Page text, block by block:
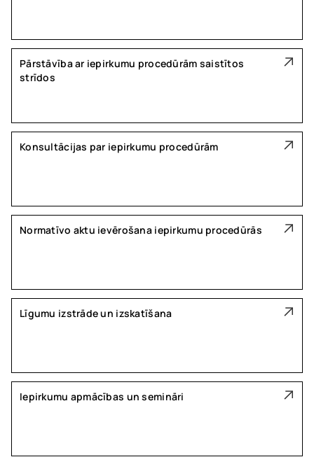
Pārstāvība ar iepirkumu procedūrām saistītos
strīdos
Konsultācijas par iepirkumu procedūrām
Normatīvo aktu ievērošana iepirkumu procedūrās
Līgumu izstrāde un izskatīšana
Iepirkumu apmācības un semināri